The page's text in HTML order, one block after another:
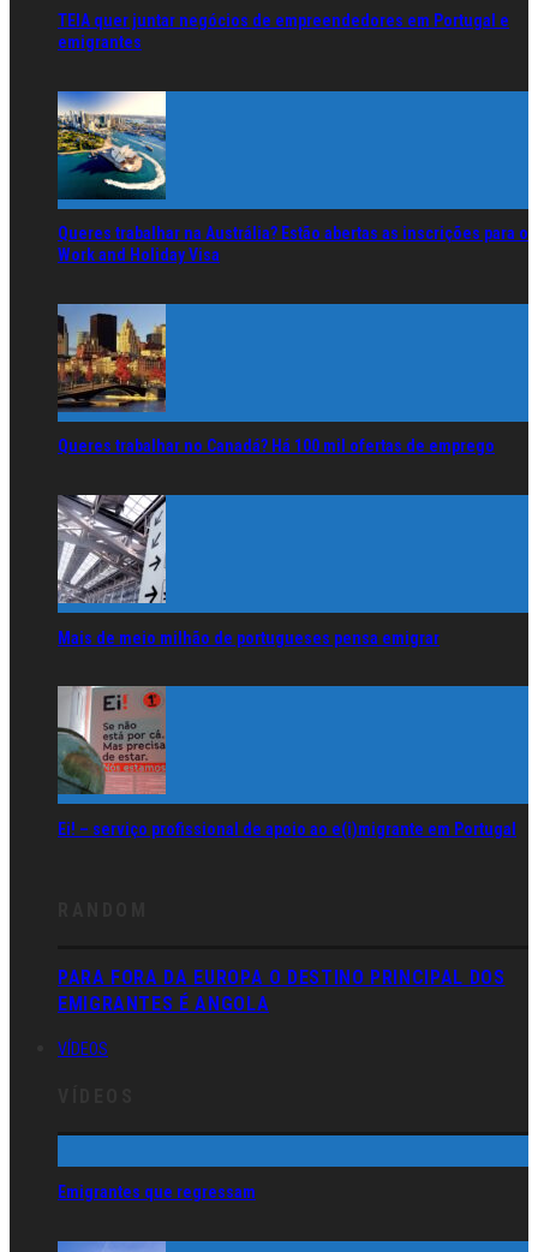
TEIA quer juntar negócios de empreendedores em Portugal e
emigrantes
Queres trabalhar na Austrália? Estão abertas as inscrições para o
Work and Holiday Visa
Queres trabalhar no Canadá? Há 100 mil ofertas de emprego
Mais de meio milhão de portugueses pensa emigrar
Ei! – serviço profissional de apoio ao e(i)migrante em Portugal
PARA FORA DA EUROPA O DESTINO PRINCIPAL DOS
EMIGRANTES É ANGOLA
VÍDEOS
Emigrantes que regressam